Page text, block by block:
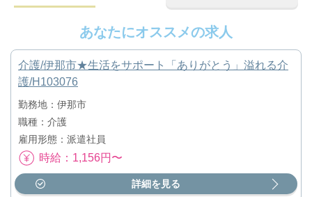
あなたにオススメの求人
介護/伊那市★生活をサポート「ありがとう」溢れる介
護/H103076
勤務地：伊那市
職種：介護
雇用形態：派遣社員
時給：1,156円〜
詳細を見る